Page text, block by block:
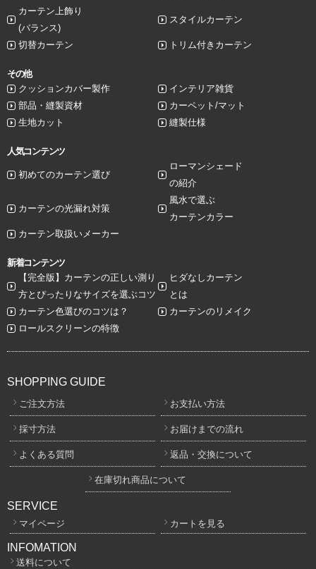
カーテン上飾り
(バランス)
スタイルカーテン
切替カーテン トリム付きカーテン
その他
クッションカバー製作
インテリア雑貨
部品・縫製資材
カーペット/マット
生地カット
縫製仕様
人気コンテンツ
初めてのカーテン選び
ローマンシェード
の紹介
カーテンの光漏れ対策
風水で選ぶ
カーテンカラー
カーテン取扱いメーカー
新着コンテンツ
【完全版】カーテンの正しい測り
方とぴったりなサイズを選ぶコツ
ヒダなしカーテン
とは
カーテン色選びのコツは？
カーテンのリメイク
ロールスクリーンの特徴
SHOPPING GUIDE
ご注文方法 お支払い方法
採寸方法 お届けまでの流れ
よくある質問 返品・交換について
在庫切れ商品について
SERVICE
マイページ カートを見る
INFOMATION
送料について